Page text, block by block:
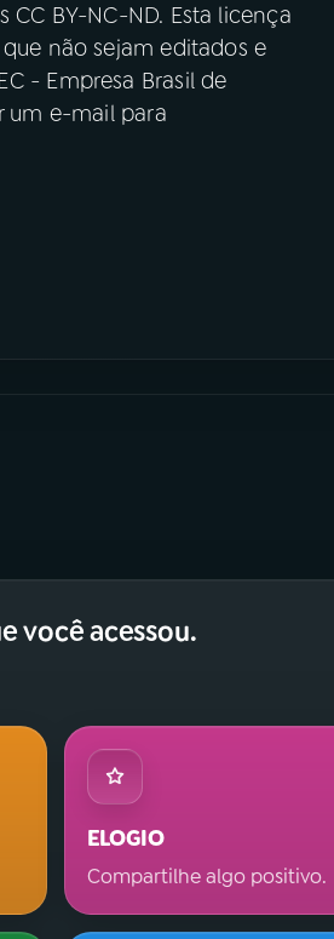
BY-NC-ND. Esta licença
não sejam editados e
- Empresa Brasil de
um e-mail para
você acessou.
ELOGIO
Compartilhe algo positivo.